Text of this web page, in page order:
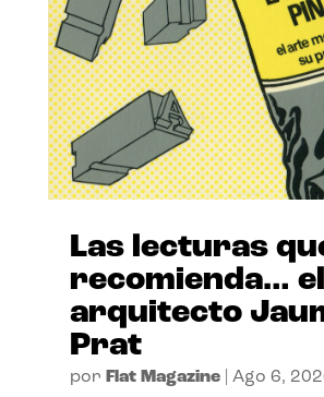
Las lecturas
recomienda… el
arquitecto
Prat
por Flat Magazine| Ago 6,